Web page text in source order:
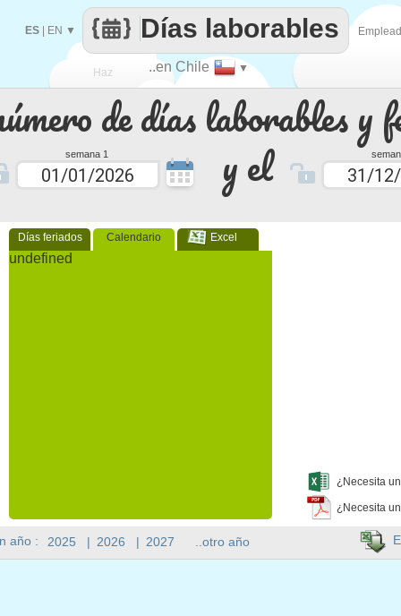
de días laborables y
semana 1 y el
Días feriados Calendario Excel
undefined
¿Necesita
¿Necesita
Haz
que
..en Chile ▼
Días laborables
ES EN ▼
año : 2025 | 2026 | 2027 ..otro año